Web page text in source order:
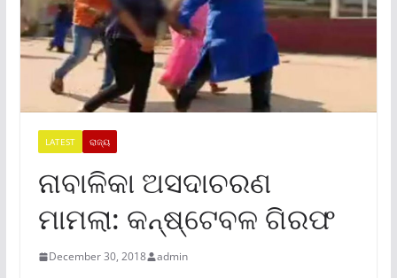
LATEST ରାଜ୍ୟ
ନାବାଳିକା ଅସଦାଚରଣ
ମାମଲା: କନ୍ଷ୍ଟେବଳ ଗିରଫ
December 30, 2018 admin